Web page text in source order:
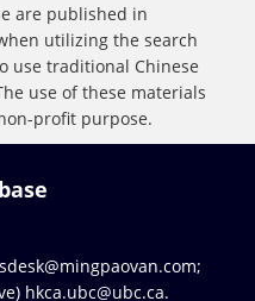
are published in
utilizing the search
use traditional Chinese
use of these materials
profit purpose.
;
hkca.ubc@ubc.ca.